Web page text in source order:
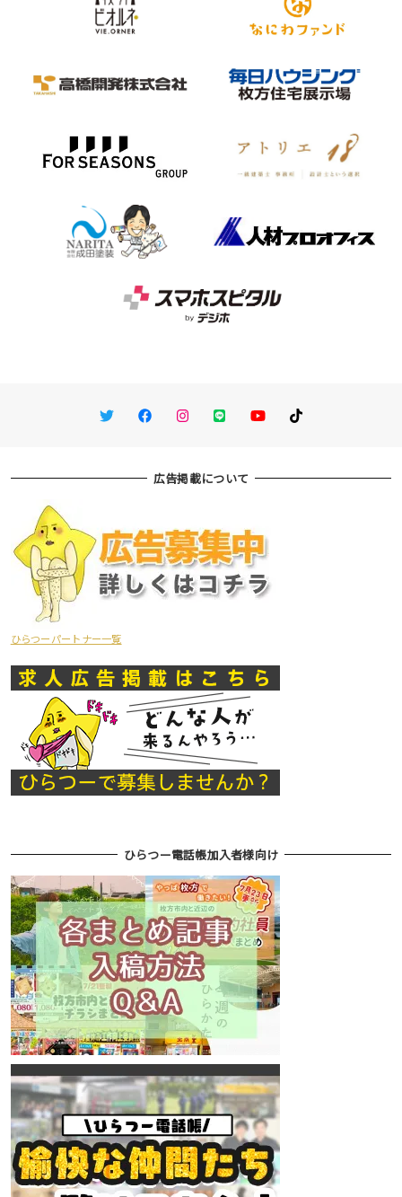
TwitterFacebookInstagram
LINE You TubeTikTok
広告掲載について
ひらつーパートナー一覧
ひらつー電話帳加入者様向け